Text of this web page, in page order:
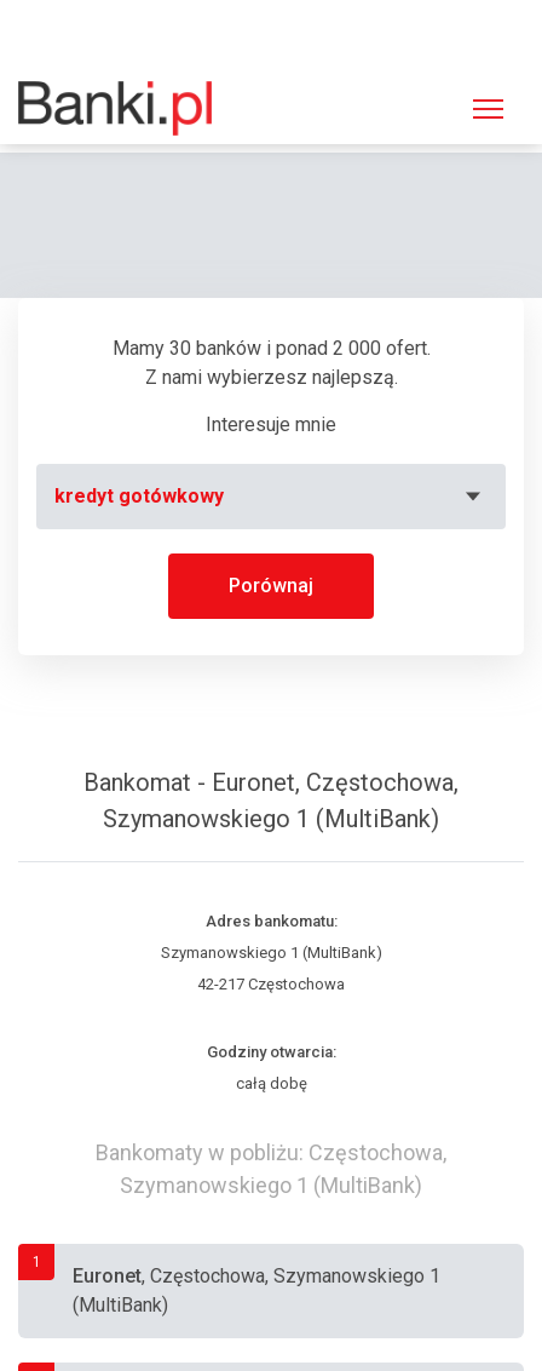
Strona główna
Bankomat Euronet, Częstochowa, Szymanowskiego 1 (MultiBank)
Mamy 30 banków i ponad 2 000 ofert.
Z nami wybierzesz najlepszą.
Interesuje mnie
kredyt gotówkowy
Porównaj
Bankomat - Euronet, Częstochowa,
Szymanowskiego 1 (MultiBank)
Adres bankomatu:
Szymanowskiego 1 (MultiBank)
42-217 Częstochowa
Godziny otwarcia:
całą dobę
Bankomaty w pobliżu: Częstochowa,
Szymanowskiego 1 (MultiBank)
1
Euronet, Częstochowa, Szymanowskiego 1
(MultiBank)